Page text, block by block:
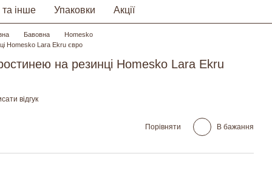
інше Упаковки Акції
Бавовна
Homesko
Homesko Lara Ekru євро
на резинці Homesko Lara Ekru
відгук
Порівняти В бажання